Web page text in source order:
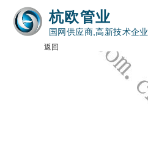
杭欧管业
国网供应商,高新技术企业
返回